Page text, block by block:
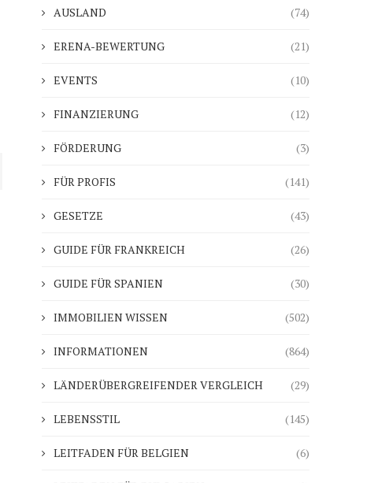
AUSLAND (74)
ERENA-BEWERTUNG (21)
EVENTS (10)
FINANZIERUNG (12)
FÖRDERUNG (3)
FÜR PROFIS (141)
GESETZE (43)
GUIDE FÜR FRANKREICH (26)
GUIDE FÜR SPANIEN (30)
IMMOBILIEN WISSEN (502)
INFORMATIONEN (864)
LÄNDERÜBERGREIFENDER VERGLEICH (29)
LEBENSSTIL (145)
LEITFADEN FÜR BELGIEN (6)